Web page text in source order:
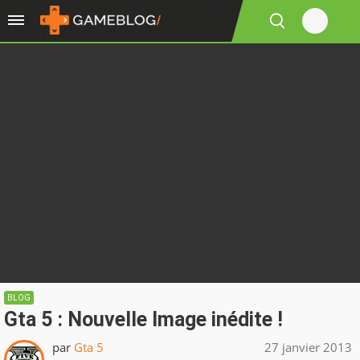
BLOG
Gta 5 : Nouvelle Image inédite !
par Gta 5 27 janvier 2013